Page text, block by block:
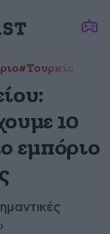
#Τουρκία
10
εμπόριο